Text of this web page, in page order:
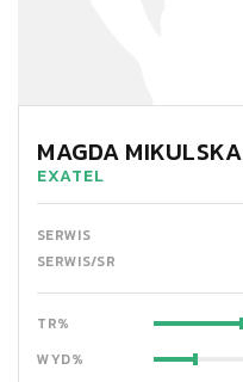
MAGDA MIKULSKA
EXATEL
SERWIS
SERWIS/SR
TR%
WYD%